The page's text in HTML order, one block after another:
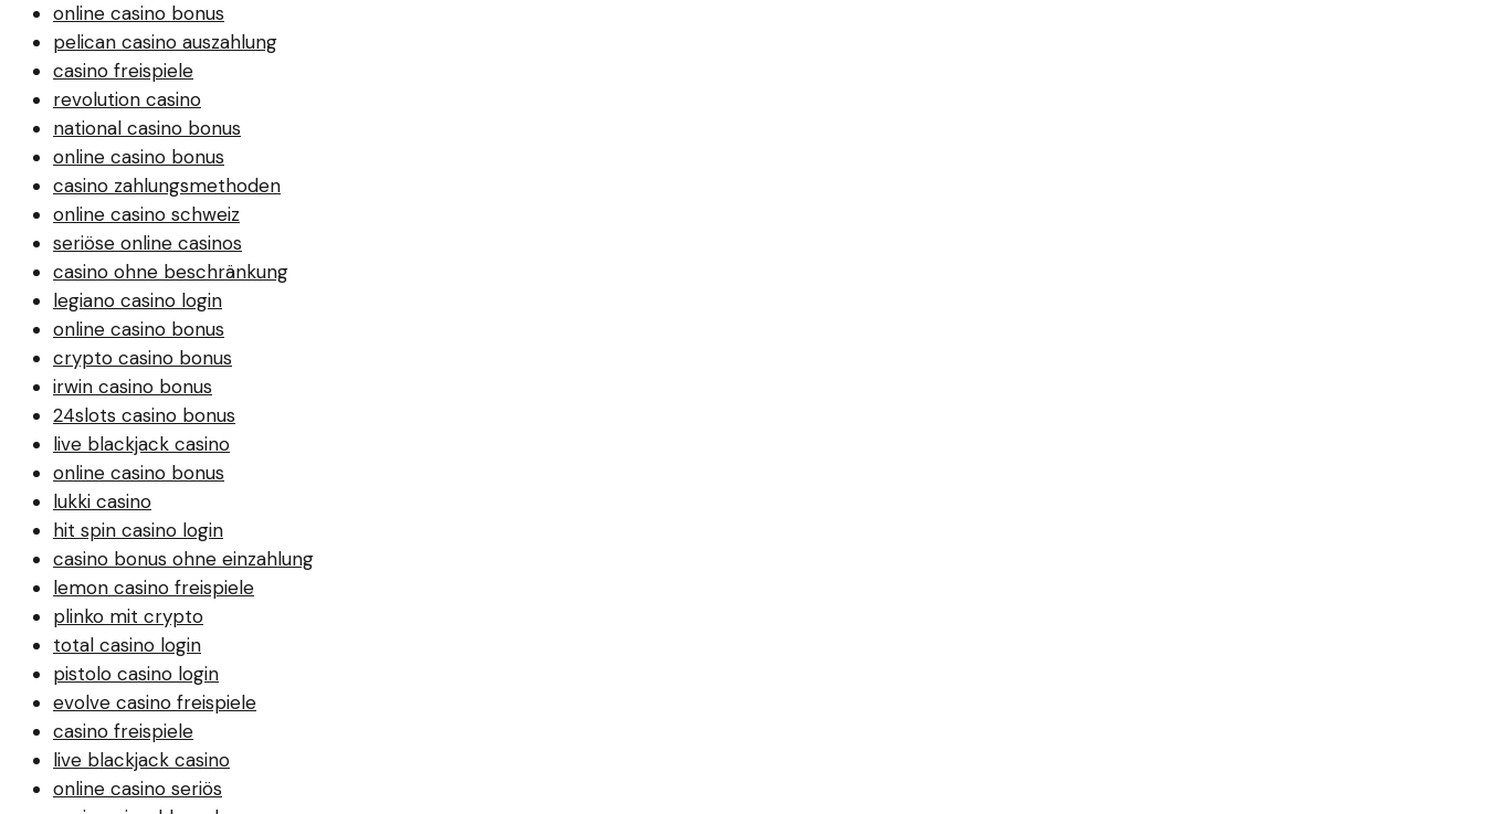
online casino bonus
pelican casino auszahlung
casino freispiele
revolution casino
national casino bonus
online casino bonus
casino zahlungsmethoden
online casino schweiz
seriöse online casinos
casino ohne beschränkung
legiano casino login
online casino bonus
crypto casino bonus
irwin casino bonus
24slots casino bonus
live blackjack casino
online casino bonus
lukki casino
hit spin casino login
casino bonus ohne einzahlung
lemon casino freispiele
plinko mit crypto
total casino login
pistolo casino login
evolve casino freispiele
casino freispiele
live blackjack casino
online casino seriös